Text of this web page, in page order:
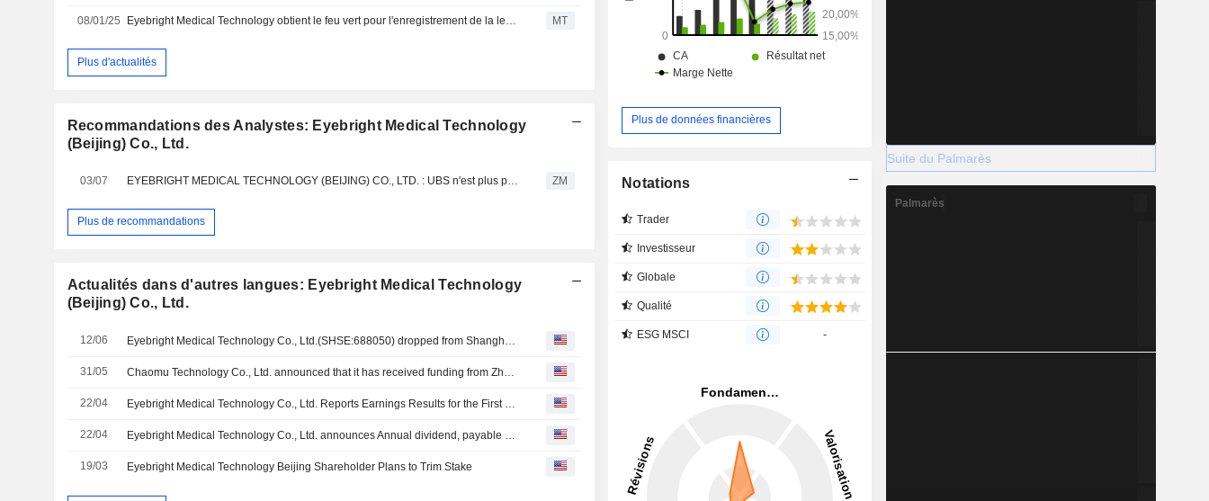
08/01/25 Eyebright Medical Technology obtient le feu vert pour l'enregistrement de la lentille intraoculaire phaque MT
Plus d'actualités
Recommandations des Analystes: Eyebright Medical Technology
(Beijing) Co., Ltd.
03/07 ZM
Plus de recommandations
Actualités dans d'autres langues: Eyebright Medical Technology
(Beijing) Co., Ltd.
12/06
31/05
22/04
22/04
19/03 Eyebright Medical Technology Beijing Shareholder Plans to Trim Stake
Plus de données financières
Notations
Trader
Investisseur
Globale
Qualité
ESG MSCI -
Suite du Palmarès
Palmarès